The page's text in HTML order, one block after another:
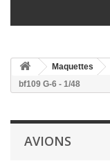
Maquettes
bf109 G-6 - 1/48
AVIONS